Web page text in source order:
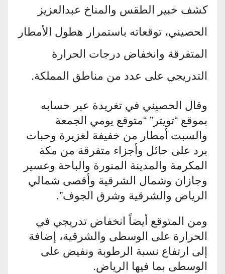
كشف خبير الطقس والمناخ عبدالعزيز
الحصيني، توقعاته باستمرار هطول الأمطار
المتفرقة وانخفاض درجات الحرارة
التدريجي على عدد من مناطق المملكة.
وقال الحصيني في تغريدة عبر حسابه
بموقع “تويتر” “متوقع يومي الجمعة
والسبت أمطار من خفيفة لغزيرة وحبات
برد على حائل وأجزاء متفرقة من مكة
المكرمة والمدينة المنورة والباحة وعسير
وجازان وشمال الشرقية وأقصى شمالي
الرياض والشرقية وشرق الجوف”.
ومن المتوقع أيضاً انخفاض تدريجي في
الحرارة على الوسطى والشرقية، إضافة
إلى ارتفاع نسبة الرطوبة ونفيض على
الوسطى بما فيها الرياض.